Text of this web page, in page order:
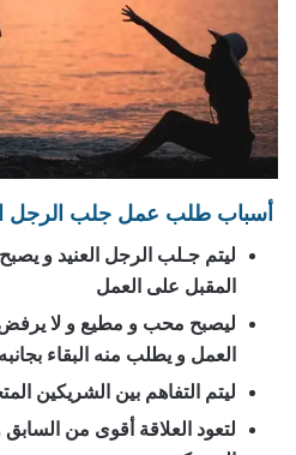
أسباب طلب عمل جلب الرجل
ليتم جـلب الرجل العنيد و
المقبل على العمل
ليصبح محب و مطيع و لا
العمل و يطلب منه البقاء
ليتم التفاهم بين الشريكين
لتعود العلاقة أقوى من السابق